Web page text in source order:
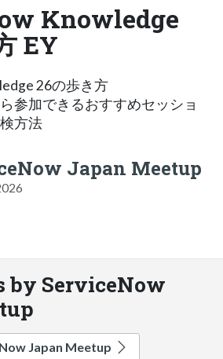
Knowledge
EY
26の歩き方
参加できるおすすめセッショ
方法
Japan Meetup
by ServiceNow
Japan Meetup